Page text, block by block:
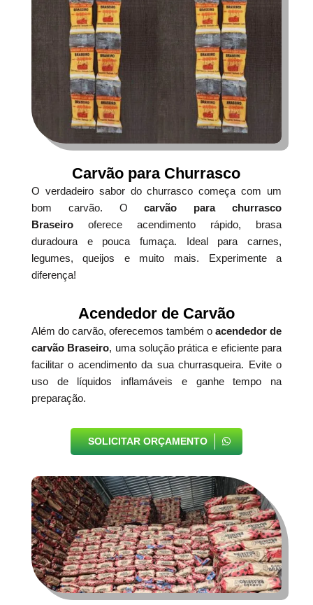
Carvão para Churrasco
O verdadeiro sabor do churrasco começa com um
bom carvão. Ocarvão para churrasco
Braseirooferece acendimento rápido, brasa
duradoura e pouca fumaça. Ideal para carnes,
legumes, queijos e muito mais. Experimente a
diferença!
Acendedor de Carvão
Além do carvão, oferecemos também oacendedor de
carvão Braseiro, uma solução prática e eficiente para
facilitar o acendimento da sua churrasqueira. Evite o
uso de líquidos inflamáveis e ganhe tempo na
preparação.
SOLICITAR ORÇAMENTO